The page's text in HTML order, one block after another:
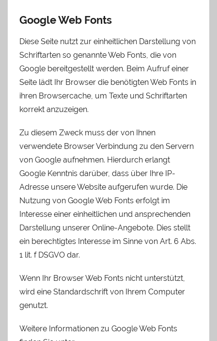
Google Web Fonts
Diese Seite nutzt zur einheitlichen Darstellung von
Schriftarten so genannte Web Fonts, die von
Google bereitgestellt werden. Beim Aufruf einer
Seite lädt Ihr Browser die benötigten Web Fonts in
ihren Browsercache, um Texte und Schriftarten
korrekt anzuzeigen.
Zu diesem Zweck muss der von Ihnen
verwendete Browser Verbindung zu den Servern
von Google aufnehmen. Hierdurch erlangt
Google Kenntnis darüber, dass über Ihre IP-
Adresse unsere Website aufgerufen wurde. Die
Nutzung von Google Web Fonts erfolgt im
Interesse einer einheitlichen und ansprechenden
Darstellung unserer Online-Angebote. Dies stellt
ein berechtigtes Interesse im Sinne von Art. 6 Abs.
1 lit. f DSGVO dar.
Wenn Ihr Browser Web Fonts nicht unterstützt,
wird eine Standardschrift von Ihrem Computer
genutzt.
Weitere Informationen zu Google Web Fonts